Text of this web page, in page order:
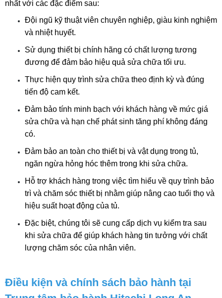
nhất với các đặc điểm sau:
Đội ngũ kỹ thuật viên chuyên nghiệp, giàu kinh nghiệm
và nhiệt huyết.
Sử dụng thiết bị chính hãng có chất lượng tương
đương để đảm bảo hiệu quả sửa chữa tối ưu.
Thực hiện quy trình sửa chữa theo định kỳ và đúng
tiến độ cam kết.
Đảm bảo tính minh bạch với khách hàng về mức giá
sửa chữa và hạn chế phát sinh tăng phí không đáng
có.
Đảm bảo an toàn cho thiết bị và vật dụng trong tủ,
ngăn ngừa hỏng hóc thêm trong khi sửa chữa.
Hỗ trợ khách hàng trong việc tìm hiểu về quy trình bảo
trì và chăm sóc thiết bị nhằm giúp nâng cao tuổi thọ và
hiệu suất hoạt động của tủ.
Đặc biệt, chúng tôi sẽ cung cấp dịch vụ kiểm tra sau
khi sửa chữa để giúp khách hàng tin tưởng với chất
lượng chăm sóc của nhân viên.
Điều kiện và chính sách bảo hành tại